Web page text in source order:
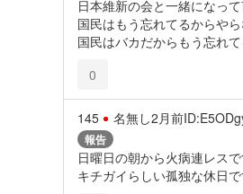
日本維新の会と一緒になっ
国民はもう忘れてるからや
国民はバカだからもう忘れ
0
145 名無し2月前
報告
日曜日の朝から火病連レス
キチガイらしい孤独な休日